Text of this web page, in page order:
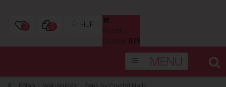
0 0 Ft HUF
Kosár
Összes: 0 Ft
MENÜ
Főlap Webáruház Sens by Crystal Nails